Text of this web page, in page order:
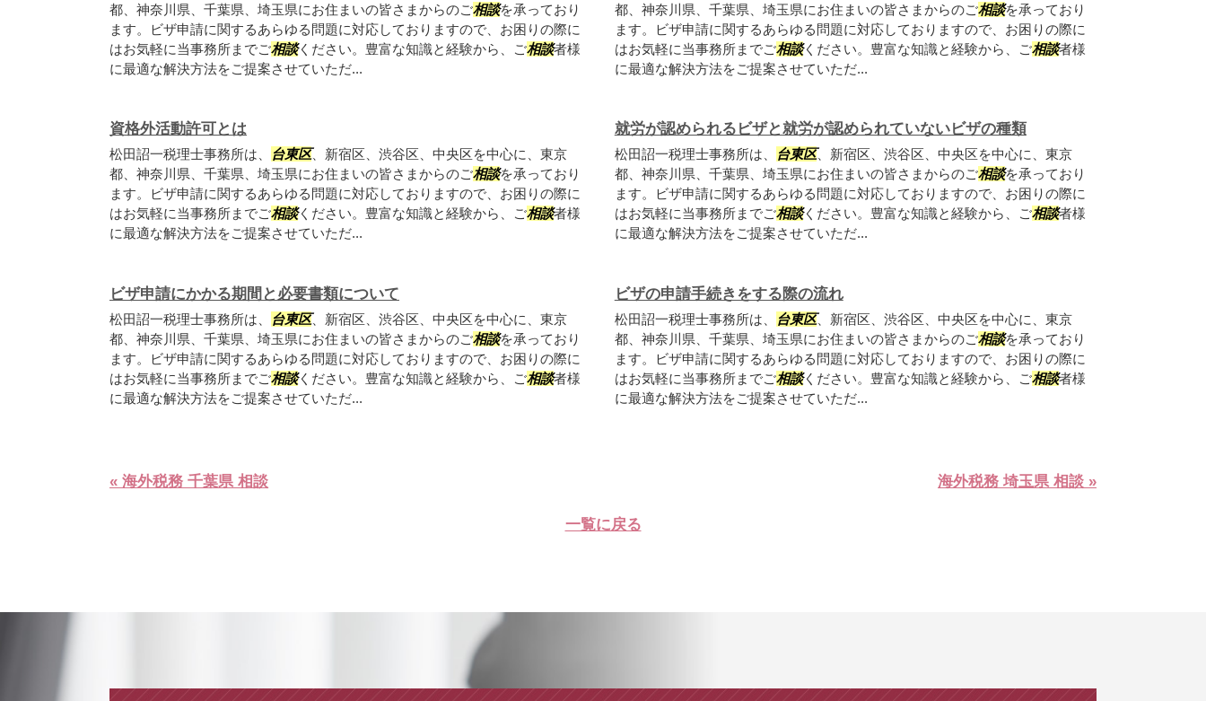
都、神奈川県、千葉県、埼玉県にお住まいの皆さまからのご相談を承っており
ます。ビザ申請に関するあらゆる問題に対応しておりますので、お困りの際に
はお気軽に当事務所までご相談ください。豊富な知識と経験から、ご相談者様
に最適な解決方法をご提案させていただ...
都、神奈川県、千葉県、埼玉県にお住まいの皆さまからのご相談を承っており
ます。ビザ申請に関するあらゆる問題に対応しておりますので、お困りの際に
はお気軽に当事務所までご相談ください。豊富な知識と経験から、ご相談者様
に最適な解決方法をご提案させていただ...
資格外活動許可とは
松田詔一税理士事務所は、 台東区、新宿区、渋谷区、中央区を中心に、東京
都、神奈川県、千葉県、埼玉県にお住まいの皆さまからのご相談を承っており
ます。ビザ申請に関するあらゆる問題に対応しておりますので、お困りの際に
はお気軽に当事務所までご相談ください。豊富な知識と経験から、ご相談者様
に最適な解決方法をご提案させていただ...
就労が認められるビザと就労が認められていないビザの種類
松田詔一税理士事務所は、 台東区、新宿区、渋谷区、中央区を中心に、東京
都、神奈川県、千葉県、埼玉県にお住まいの皆さまからのご相談を承っており
ます。ビザ申請に関するあらゆる問題に対応しておりますので、お困りの際に
はお気軽に当事務所までご相談ください。豊富な知識と経験から、ご相談者様
に最適な解決方法をご提案させていただ...
ビザ申請にかかる期間と必要書類について
松田詔一税理士事務所は、 台東区、新宿区、渋谷区、中央区を中心に、東京
都、神奈川県、千葉県、埼玉県にお住まいの皆さまからのご相談を承っており
ます。ビザ申請に関するあらゆる問題に対応しておりますので、お困りの際に
はお気軽に当事務所までご相談ください。豊富な知識と経験から、ご相談者様
に最適な解決方法をご提案させていただ...
ビザの申請手続きをする際の流れ
松田詔一税理士事務所は、 台東区、新宿区、渋谷区、中央区を中心に、東京
都、神奈川県、千葉県、埼玉県にお住まいの皆さまからのご相談を承っており
ます。ビザ申請に関するあらゆる問題に対応しておりますので、お困りの際に
はお気軽に当事務所までご相談ください。豊富な知識と経験から、ご相談者様
に最適な解決方法をご提案させていただ...
« 海外税務 千葉県 相談 海外税務 埼玉県 相談 »
一覧に戻る